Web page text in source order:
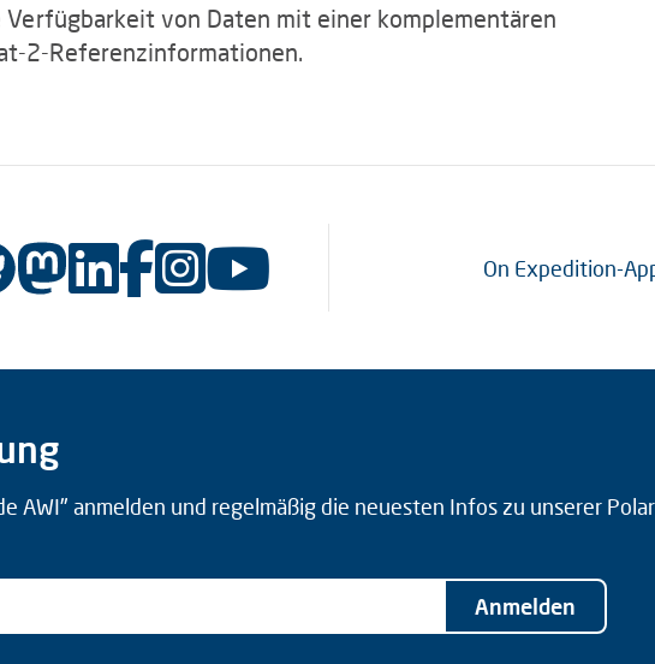
von Daten mit einer komplementären
2-Referenzinformationen.
On Expedition-
AWI" anmelden und regelmäßig die neuesten Infos zu unserer
Anmelden